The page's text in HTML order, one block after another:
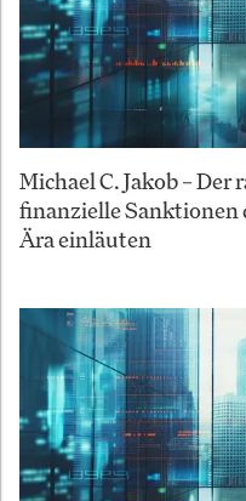
Michael C. Jakob –
finanzielle Sanktionen
Ära einläuten